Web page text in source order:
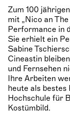
Zum 100
mit „Nico an
Performance in
Sie erhielt ein
Sabine
Cineastin
und Fernsehen
Ihre Arbeiten
heute als bestes
Hochschule für
Kostümbild.